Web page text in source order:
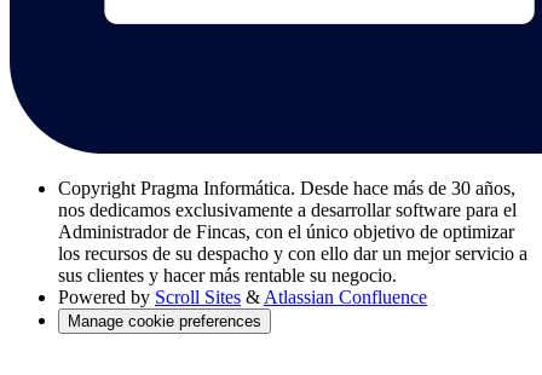
Copyright Pragma Informática. Desde hace más de 30 años,
nos dedicamos exclusivamente a desarrollar software para el
Administrador de Fincas, con el único objetivo de optimizar
los recursos de su despacho y con ello dar un mejor servicio a
sus clientes y hacer más rentable su negocio.
Powered by Scroll Sites & Atlassian Confluence
Manage cookie preferences